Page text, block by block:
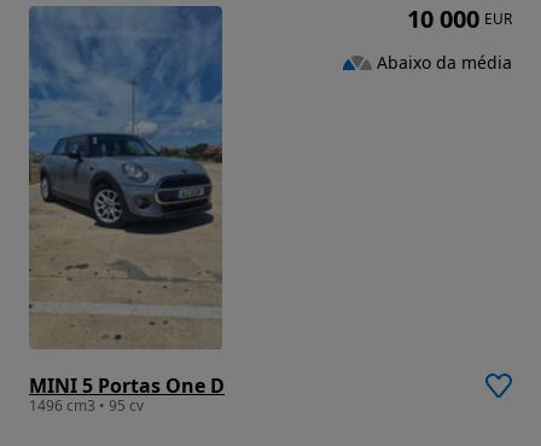
MINI 5 Portas One D
1496 cm3 • 95 cv
10 000 EUR
Abaixo da média